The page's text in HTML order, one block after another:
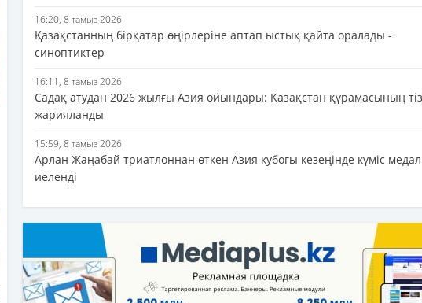
16:20, 8 тамыз 2026
Қазақстанның бірқатар өңірлеріне аптап ыстық қайта оралады -
синоптиктер
16:11, 8 тамыз 2026
Садақ атудан 2026 жылғы Азия ойындары: Қазақстан құрамасының
жарияланды
15:59, 8 тамыз 2026
Арлан Жаңабай триатлоннан өткен Азия кубогы кезеңінде күміс
иеленді